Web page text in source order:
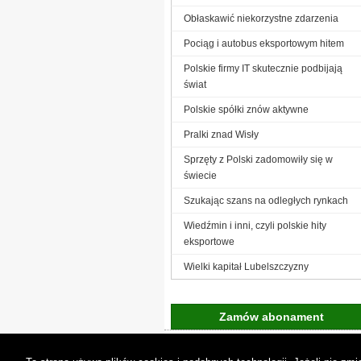
Obłaskawić niekorzystne zdarzenia
Pociąg i autobus eksportowym hitem
Polskie firmy IT skutecznie podbijają
świat
Polskie spółki znów aktywne
Pralki znad Wisły
Sprzęty z Polski zadomowiły się w
świecie
Szukając szans na odległych rynkach
Wiedźmin i inni, czyli polskie hity
eksportowe
Wielki kapitał Lubelszczyzny
Zamów abonament